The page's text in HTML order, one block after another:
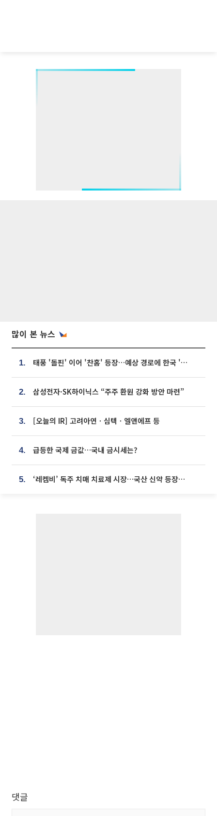
많이 본 뉴스
1. 태풍 '돌핀' 이어 '찬홈' 등장…예상 경로에 한국 '한숨'
2. 삼성전자·SK하이닉스 “주주 환원 강화 방안 마련”
3. [오늘의 IR] 고려아연ㆍ심텍ㆍ엘앤에프 등
4. 급등한 국제 금값…국내 금시세는?
5. ‘레켐비’ 독주 치매 치료제 시장…국산 신약 등장하나
댓글